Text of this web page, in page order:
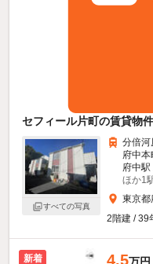
セフィール片町の賃貸物件
すべての写真
分倍河
府中
府中駅
ほか1
東京都
2階建 / 39
新着 4.5